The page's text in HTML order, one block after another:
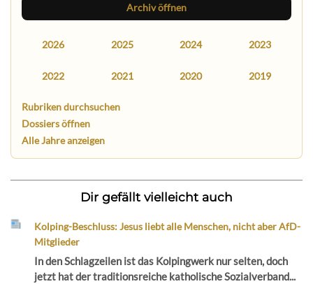
Archiv öffnen
2026 2025 2024 2023
2022 2021 2020 2019
Rubriken durchsuchen
Dossiers öffnen
Alle Jahre anzeigen
Dir gefällt vielleicht auch
Kolping-Beschluss: Jesus liebt alle Menschen, nicht aber AfD-
Mitglieder
In den Schlagzeilen ist das Kolpingwerk nur selten, doch
jetzt hat der traditionsreiche katholische Sozialverband...